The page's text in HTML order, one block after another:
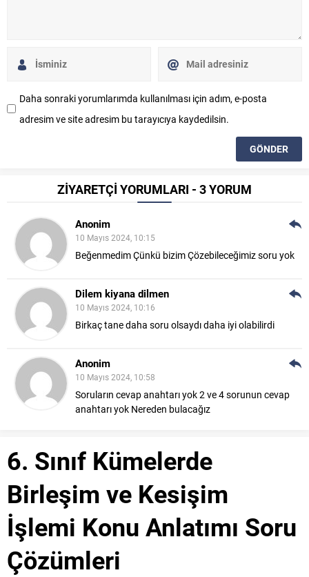
Daha sonraki yorumlarımda kullanılması için adım, e-posta
adresim ve site adresim bu tarayıcıya kaydedilsin.
ZİYARETÇİ YORUMLARI - 3 YORUM
Anonim
10 Mayıs 2024, 10:15
Beğenmedim Çünkü bizim Çözebileceğimiz soru yok
Ver
Dilem kiyana dilmen
10 Mayıs 2024, 10:16
Birkaç tane daha soru olsaydı daha iyi olabilirdi
Anonim
10 Mayıs 2024, 10:58
Soruların cevap anahtarı yok2 ve 4 sorunun cevap
anahtarı yok Nereden bulacağız
Ver
6. Sınıf Kümelerde
Birleşim ve Kesişim
İşlemi Konu Anlatımı Soru
Çözümleri